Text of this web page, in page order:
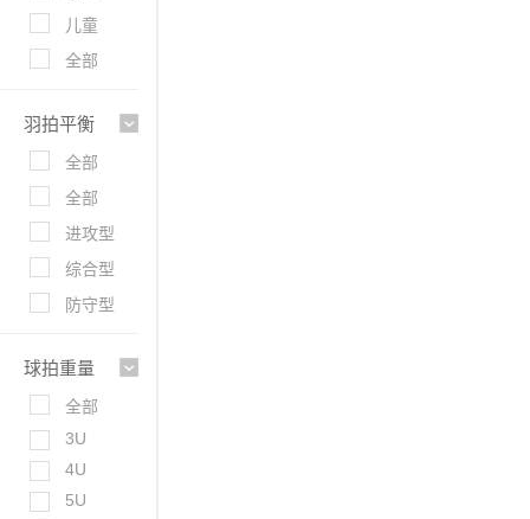
儿童
全部
羽拍平衡
全部
全部
进攻型
综合型
防守型
球拍重量
全部
3U
4U
5U